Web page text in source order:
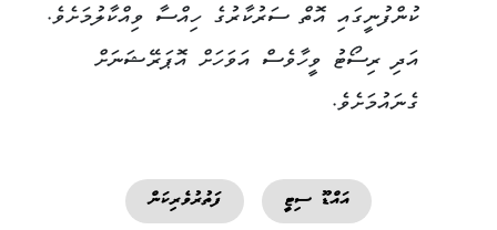
ކުންފުނީގައި އޮތް ސަރުކާރުގެ ހިއްސާ ވިއްކާލުމަށެވެ.
އަދި ރިސޯޓު ވީހާވެސް އަވަހަށް އޮޕަރޭޝަނަށް
ގެނައުމަށެވެ.
އައްޑޫ ސިޓީ ފަތުރުވެރިކަން